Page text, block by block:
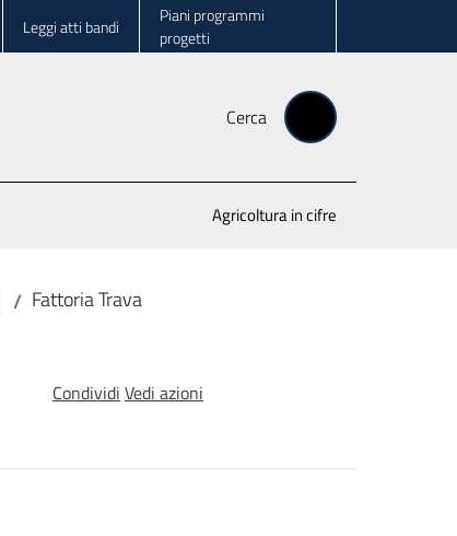
Leggi atti bandi
Piani programmi
progetti
Cerca
Agricoltura in cifre
/ Fattoria Trava
Condividi Vedi azioni